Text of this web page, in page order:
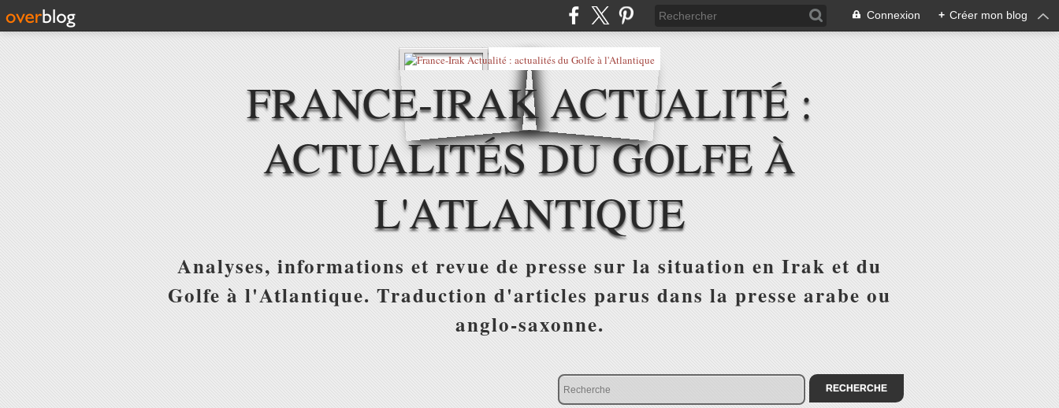
Connexion + Créer mon blog
FRANCE-IRAK ACTUALITÉ :
ACTUALITÉS DU GOLFE À
L'ATLANTIQUE
Analyses, informations et revue de presse sur la situation en Irak et du
Golfe à l'Atlantique. Traduction d'articles parus dans la presse arabe ou
anglo-saxonne.